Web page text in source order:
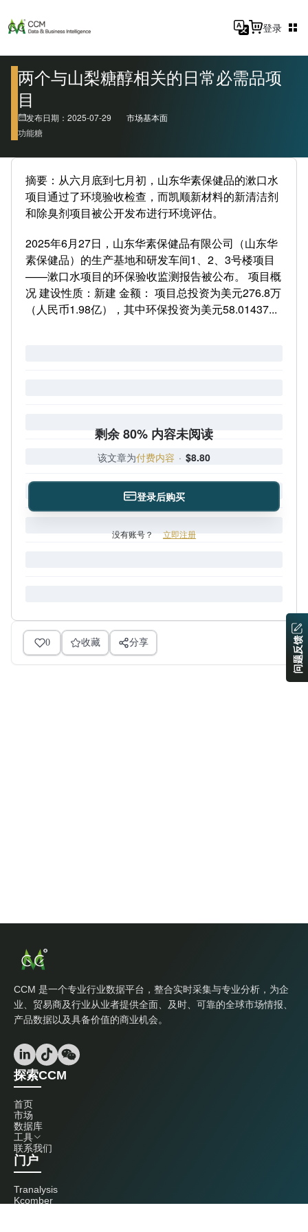
登录
两个与山梨糖醇相关的日常必需品项
目
发布日期：2025-07-29
市场基本面
功能糖
摘要：从六月底到七月初，山东华素保健品的漱口水
项目通过了环境验收检查，而凯顺新材料的新清洁剂
和除臭剂项目被公开发布进行环境评估。
2025年6月27日，山东华素保健品有限公司（山东华
素保健品）的生产基地和研发车间1、2、3号楼项目
——漱口水项目的环保验收监测报告被公布。 项目概
况 建设性质：新建 金额： 项目总投资为美元276.8万
（人民币1.98亿），其中环保投资为美元58.01437...
剩余 80% 内容未阅读
该文章为付费内容 · $8.80
登录后购买
没有账号？ 立即注册
0 收藏 分享
CCM 是一个专业行业数据平台，整合实时采集与专业分析，为企
业、贸易商及行业从业者提供全面、及时、可靠的全球市场情报、
产品数据以及具备价值的商业机会。
探索CCM
首页
市场
数据库
工具
联系我们
门户
Tranalysis
Kcomber
问题反馈